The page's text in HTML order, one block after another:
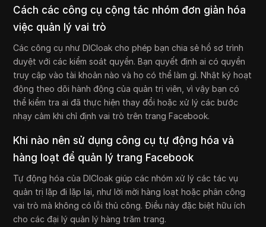
Cách các công cụ cộng tác nhóm đơn giản hóa
việc quản lý vai trò
Các công cụ như DICloak cho phép bạn chia sẻ hồ sơ trình
duyệt với các kiểm soát quyền. Bạn quyết định ai có quyền
truy cập vào tài khoản nào và họ có thể làm gì. Nhật ký hoạt
động theo dõi hành động của quản trị viên, vì vậy bạn có
thể kiểm tra ai đã thực hiện thay đổi hoặc xử lý các bước
nhạy cảm khi chỉ định vai trò trên trang Facebook.
Khi nào nên sử dụng công cụ tự động hóa và
hàng loạt để quản lý trang Facebook
Tự động hóa của DICloak giúp các nhóm xử lý các tác vụ
quản trị lặp đi lặp lại, như lời mời hàng loạt hoặc phân công
vai trò mà không có lỗi thủ công. Điều này đặc biệt hữu ích
cho các đại lý quản lý hàng trăm trang.